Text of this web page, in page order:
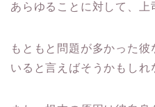
あらゆることに対して、上
もともと問題が多かった
いると言えばそうかもしれ